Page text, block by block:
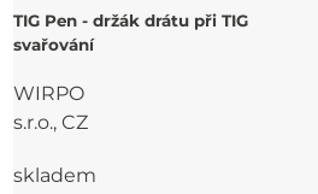
TIG Pen - držák drátu při TIG
svařování
WIRPO
s.r.o., CZ
skladem